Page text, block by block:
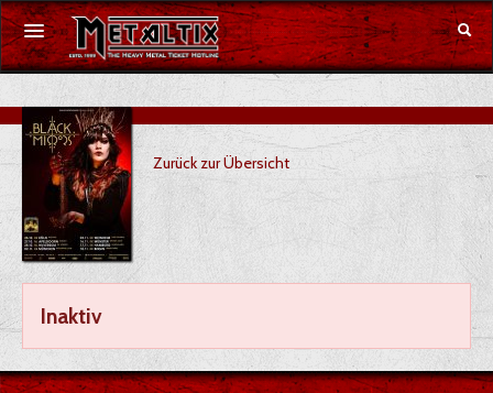
Konzerte
Festivals
Gutschein
Merchandise
DE
Anmelden
Zurück zur Übersicht
Inaktiv